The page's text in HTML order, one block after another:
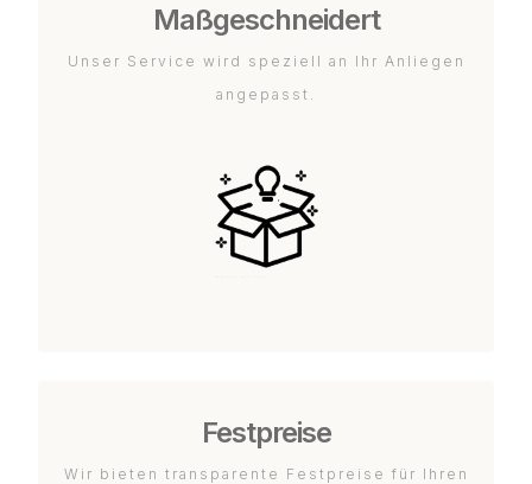
Maßgeschneidert
Unser Service wird speziell an Ihr Anliegen
angepasst.
Festpreise
Wir bieten transparente Festpreise für Ihren